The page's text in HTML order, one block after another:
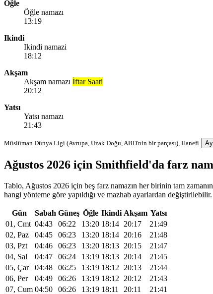
Öğle
Öğle namazı
13:19
Ikindi
Ikindi namazi
18:12
Akşam
Akşam namazı İftar Saati
20:12
Yatsı
Yatsı namazı
21:43
Müslüman Dünya Ligi (Avrupa, Uzak Doğu, ABD'nin bir parçası), Hanefi
Ağustos 2026 için Smithfield'da farz
Tablo, Ağustos 2026 için beş farz namazın her birinin tam
hangi yönteme göre yapıldığı ve mazhab ayarlardan değiştirilebilir.
Gün Sabah Güneş Öğle Ikindi Akşam Yatsı
01, Cmt 04:43 06:22 13:20 18:14 20:17
21:49
02, Paz
04:45 06:23 13:20 18:14 20:16
21:48
03, Pzt
04:46 06:23 13:20 18:13 20:15
21:47
04, Sal
04:47 06:24 13:19 18:13 20:14
21:45
05, Çar
04:48 06:25 13:19 18:12 20:13
21:44
06, Per
04:49 06:26 13:19 18:12 20:12
21:43
07, Cum 04:50 06:26 13:19 18:11 20:11
21:41